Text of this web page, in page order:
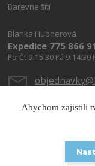
Barevné šití
Blanka Hubnerová
Expedice 775 866
Po-Čt 9-15:30 Pá 9-14:30
Abychom zajistili